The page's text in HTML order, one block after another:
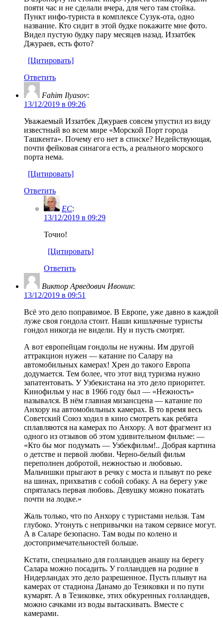
пояти час и не сделали вчера, для чего там стойка.
Пункт инфо-туриста в комплексе Сузук-ота, одно
название. Кто сидит в этой будке покажите мне фото.
Видел пустую будку пару месяцев назад. Иззатбек
Джураев, есть фото?
[Цитировать]
Ответить
Fahim Ilyasov:
13/12/2019 в 09:26
Уважаемый Иззатбек Джураев совсем упустил из виду
известный во всем мире «Морской Порт города
Ташкента». Почему его нет в списке? Недействующая,
почти фейковая синагога есть, а реального морского
порта нема.
[Цитировать]
Ответить
EC:
13/12/2019 в 09:29
Точно!
[Цитировать]
Ответить
Виктор Арведович Ивонин:
13/12/2019 в 09:51
Всё это дело поправимое. В Европе, уже давно в каждой
луже своя гондола стоит. Наши кишлачные туристы
гондол никогда не видели. Ну и пусть смотрят.
А вот европейцам гондолы не нужны. Им другой
аттракцион нужен — катание по Салару на
автомобильных камерах! Хрен до такого Европа
додумается. Тем более, что этот вид туризма нужно
запатентовать. У Узбекистана на это дело приоритет.
Кинофильм у нас в 1966 году был — «Нежность»
назывался. В нём главная мизансцена — катание по
Анхору на автомобильных камерах. В то время весь
Советский Союз ходил в кино смотреть как ребята
сплавляются на камерах по Анхору. А вот фрагмент из
одного из отзывов об этом удивительном фильме: —
«Кто бы мог подумать — Узбекфильм!.. Добрая картина
о детстве и первой любви. Черно-белый фильм
переполнен добротой, нежностью и любовью.
Мальчишки прыгают в речку с моста и плывут по реке
на шинах, прихватив с собой собаку. А на берегу уже
спряталась первая любовь. Девушку можно покатать
почти на лодке.»
Жаль только, что по Анхору с туристами нельзя. Там
глубоко. Утонуть с непривычки на таком сервисе могут.
А в Саларе безопасно. Там воды по колено и
достопримечательностей больше.
Кстати, специально для голландцев анашу на берегу
Салара можно посадить. У голландцев на родине в
Нидерландах это дело разрешенное. Пусть плывут на
камерах от стадиона Данамо до Тезиковки и по пути
кумарят. А в Тезиковке, этих обкуренных голландцев,
можно сачками из воды вытаскивать. Вместе с
камерами.